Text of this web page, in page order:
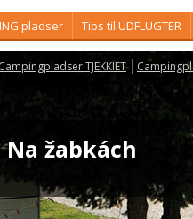
pladser Tips til UDFLUGTER
Campingpladser TJEKKIET
žabkách